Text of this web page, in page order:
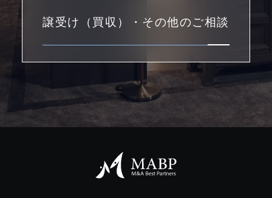
譲受け（買収）・その他のご相談